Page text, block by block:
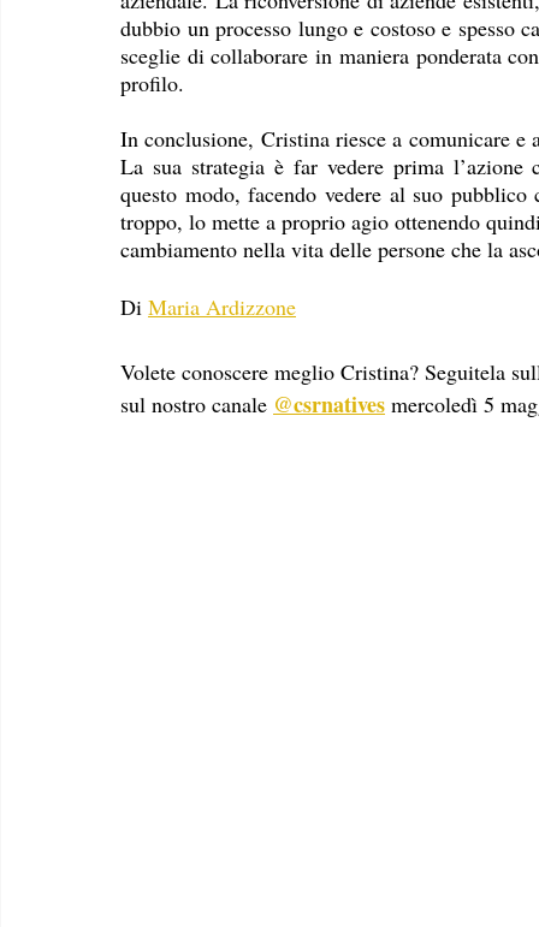
dubbio un processo lungo e costoso e spesso
sceglie di collaborare in maniera ponderata
profilo.
In conclusione, Cristina riesce a comunicare
La sua strategia è far vedere prima l’azione
questo modo, facendo vedere al suo
troppo, lo mette a proprio agio ottenendo
cambiamento nella vita delle persone che la
Di Maria Ardizzone
Volete conoscere meglio Cristina? Seguitela
sul nostro canale @csrnatives mercoledì 5